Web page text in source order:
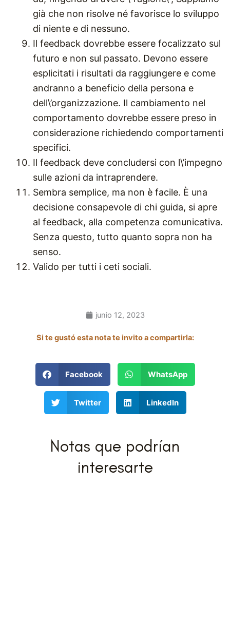
già che non risolve né favorisce lo sviluppo
di niente e di nessuno.
Il feedback dovrebbe essere focalizzato sul
futuro e non sul passato. Devono essere
esplicitati i risultati da raggiungere e come
andranno a beneficio della persona e
dell\’organizzazione. Il cambiamento nel
comportamento dovrebbe essere preso in
considerazione richiedendo comportamenti
specifici.
Il feedback deve concludersi con l\’impegno
sulle azioni da intraprendere.
Sembra semplice, ma non è facile. È una
decisione consapevole di chi guida, si apre
al feedback, alla competenza comunicativa.
Senza questo, tutto quanto sopra non ha
senso.
Valido per tutti i ceti sociali.
junio 12, 2023
Si te gustó esta nota te invito a compartirla:
Facebook WhatsApp
Twitter LinkedIn
Notas que podrían
interesarte